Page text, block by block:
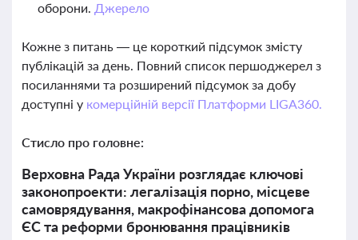
оборони. Джерело
Кожне з питань — це короткий підсумок змісту
публікацій за день. Повний список першоджерел з
посиланнями та розширений підсумок за добу
доступні у комерційній версії Платформи LIGA360.
Стисло про головне:
Верховна Рада України розглядає ключові
законопроекти: легалізація порно, місцеве
самоврядування, макрофінансова допомога
ЄС та реформи бронювання працівників